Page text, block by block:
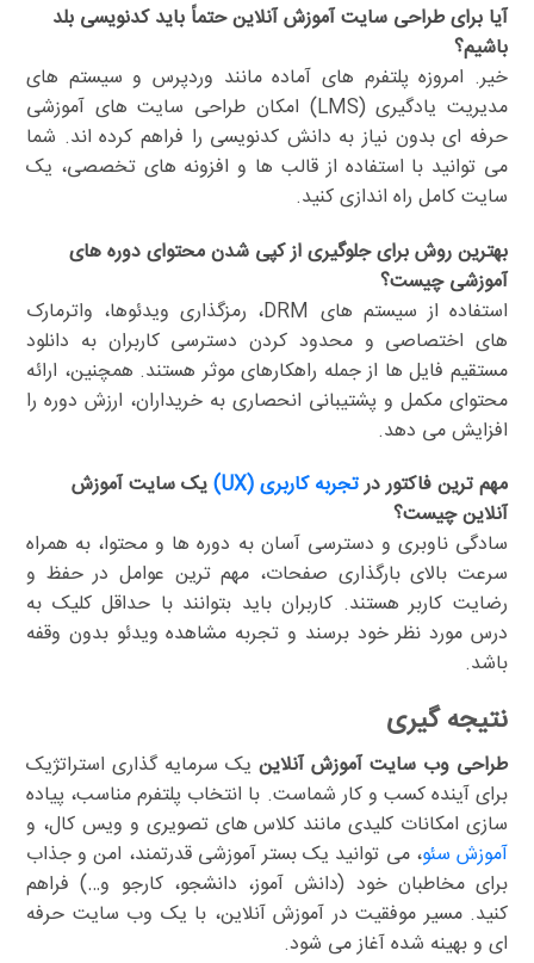
آیا برای طراحی سایت آموزش آنلاین حتماً باید کدنویسی بلد
باشیم؟
خیر. امروزه پلتفرم های آماده مانند وردپرس و سیستم های
مدیریت یادگیری (LMS) امکان طراحی سایت های آموزشی
حرفه ای بدون نیاز به دانش کدنویسی را فراهم کرده اند. شما
می توانید با استفاده از قالب ها و افزونه های تخصصی، یک
سایت کامل راه اندازی کنید.
بهترین روش برای جلوگیری از کپی شدن محتوای دوره های
آموزشی چیست؟
استفاده از سیستم های DRM، رمزگذاری ویدئوها، واترمارک
های اختصاصی و محدود کردن دسترسی کاربران به دانلود
مستقیم فایل ها از جمله راهکارهای موثر هستند. همچنین، ارائه
محتوای مکمل و پشتیبانی انحصاری به خریداران، ارزش دوره را
افزایش می دهد.
مهم ترین فاکتور درتجربه کاربری (UX)
یک سایت آموزش
آنلاین چیست؟
سادگی ناوبری و دسترسی آسان به دوره ها و محتوا، به همراه
سرعت بالای بارگذاری صفحات، مهم ترین عوامل در حفظ و
رضایت کاربر هستند. کاربران باید بتوانند با حداقل کلیک به
درس مورد نظر خود برسند و تجربه مشاهده ویدئو بدون وقفه
باشد.
نتیجه گیری
طراحی وب سایت آموزش آنلاین یک سرمایه گذاری استراتژیک
برای آینده کسب و کار شماست. با انتخاب پلتفرم مناسب، پیاده
سازی امکانات کلیدی مانند کلاس های تصویری و ویس کال، و
آموزش سئو، می توانید یک بستر آموزشی قدرتمند، امن و جذاب
برای مخاطبان خود (دانش آموز، دانشجو، کارجو و…) فراهم
کنید. مسیر موفقیت در آموزش آنلاین، با یک وب سایت حرفه
ای و بهینه شده آغاز می شود.